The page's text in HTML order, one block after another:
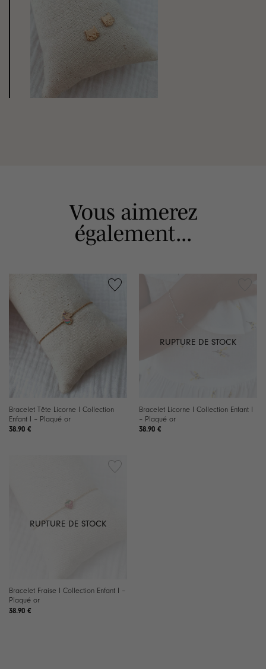
Vous aimerez
également...
Bracelet Tête Licorne I Collection
Enfant I – Plaqué or
38.90 €
RUPTURE DE STOCK
Bracelet Licorne I Collection Enfant I
– Plaqué or
38.90 €
RUPTURE DE STOCK
Bracelet Fraise I Collection Enfant I –
Plaqué or
38.90 €